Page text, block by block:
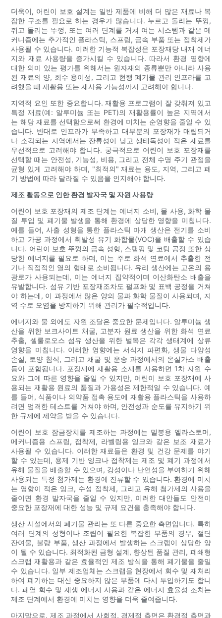
더욱이, 어린이 보호 설계는 일반 제품에 비해 더 많은 재료나 복
잡한 구조를 필요로 하는 경우가 많습니다. 누르고 돌리는 뚜껑,
쥐고 돌리는 뚜껑, 또는 여러 단계를 거쳐 여는 시스템과 같은 메
커니즘에는 추가적인 플라스틱, 스프링, 금속 부품 또는 접착제가
사용될 수 있습니다. 이러한 기능적 복잡성은 포장재당 내재 에너
지와 재료 사용량을 증가시킬 수 있습니다. 따라서 환경 영향에
대한 의미 있는 평가를 위해서는 원자재의 종류뿐만 아니라 사용
된 재료의 양, 회수 용이성, 그리고 현행 폐기물 관리 인프라를 고
려했을 때 재활용 또는 재사용 가능성까지 고려해야 합니다.
지역적 요인 또한 중요합니다. 재활용 프로그램이 잘 갖춰져 있고
특정 재료(예: 알루미늄 또는 PET)의 재활용률이 높은 지역에서
는 해당 재료를 선택함으로써 환경에 미치는 순영향을 줄일 수 있
습니다. 반대로 인프라가 부족하고 대부분의 포장재가 매립되거
나 소각되는 지역에서는 잔류성이 낮고 생태독성이 적은 재료를
우선적으로 고려해야 합니다. 궁극적으로 어린이 보호 포장재를
선택할 때는 안전성, 기능성, 비용, 그리고 전체 수명 주기 관점을
균형 있게 고려해야 하며, "최적의" 재료는 용도, 지역, 그리고 폐
기 방법에 따라 달라질 수 있음을 인지해야 합니다.
제조 활동으로 인한 환경 발자국 및 자원 사용량
어린이 보호 포장재의 제조 단계는 에너지 소비, 물 사용, 화학 물
질 투입 및 폐기물 발생을 통해 환경에 상당한 영향을 미칩니다.
예를 들어, 사출 성형을 통한 플라스틱 마개 생산은 전기를 소비
하고 가공 과정에서 휘발성 유기 화합물(VOC)을 배출할 수 있습
니다. 어린이 보호 뚜껑의 금속 성형, 스탬핑 및 코팅 공정 또한 상
당한 에너지를 필요로 하며, 이는 주로 화석 연료에서 추출한 전
기나 직접적인 열의 형태로 소비됩니다. 유리 생산에는 고온의 용
광로가 사용되는데, 이는 에너지 집약적이며 이산화탄소 배출을
유발합니다. 섬유 기반 포장재조차도 펄프화 및 표백 공정을 거쳐
야 하는데, 이 과정에서 많은 양의 물과 화학 물질이 사용되며, 지
역 수로 오염을 방지하기 위해 관리가 필수적입니다.
에너지와 물 외에도 자원 조달은 중요한 문제입니다. 알루미늄 생
산을 위한 보크사이트 채굴, 고분자 원료 생산을 위한 화석 연료
추출, 셀룰로오스 섬유 생산을 위한 벌목은 각각 생태계에 상류
영향을 미칩니다. 이러한 영향에는 서식지 파편화, 생물 다양성
손실, 토양 침식, 그리고 채굴 및 운송 과정에서의 온실가스 배출
등이 포함됩니다. 포장재에 재활용 소재를 사용하면 1차 자원 수
요와 그에 따른 영향을 줄일 수 있지만, 어린이 보호 포장재에 사
용되는 재활용 원료의 품질과 가용성은 제한적일 수 있습니다. 예
를 들어, 식품이나 의약품 접촉 용도에 재활용 플라스틱을 사용하
려면 엄격한 테스트를 거쳐야 하며, 안전성과 순도를 유지하기 위
한 규제에 제약을 받을 수 있습니다.
어린이 보호 잠금장치를 제조하는 과정에는 밀봉용 엘라스토머,
메커니즘용 스프링, 접착제, 라벨링용 잉크와 같은 보조 재료가
사용될 수 있습니다. 이러한 재료들은 환경 및 건강 문제를 야기
할 수 있는데, 용제 기반 잉크나 접착제는 제조 및 폐기 과정에서
유해 물질을 배출할 수 있으며, 강성이나 난연성을 부여하기 위해
사용되는 특정 첨가제는 환경에 잔류할 수 있습니다. 환경에 미치
는 영향이 적은 잉크, 수성 접착제, 그리고 유해 첨가제의 사용을
줄이면 환경 발자국을 줄일 수 있지만, 이러한 대안들도 안전이
중요한 포장재에 대한 성능 및 규제 요건을 충족해야 합니다.
생산 시설에서의 폐기물 관리는 또 다른 중요한 측면입니다. 특히
여러 단계의 성형이나 조립이 필요한 복잡한 부품의 경우, 절단
잔여물, 불량 부품, 생산 과정에서 발생하는 스크랩이 상당한 양
이 될 수 있습니다. 최적화된 금형 설계, 향상된 품질 관리, 폐쇄형
스크랩 재활용과 같은 효율적인 제조 방식을 통해 폐기물을 줄일
수 있습니다. 일부 제조업체는 스크랩을 현장에서 회수 및 재처리
하여 폐기하는 대신 중요하지 않은 부품에 다시 투입하기도 합니
다. 폐열 회수 및 재생 에너지 사용과 같은 에너지 효율성 조치는
제조 단계에서 환경에 미치는 영향을 더욱 줄여줍니다.
마지막으로, 제조 과정에서 사회적, 경제적 측면은 환경적 측면과